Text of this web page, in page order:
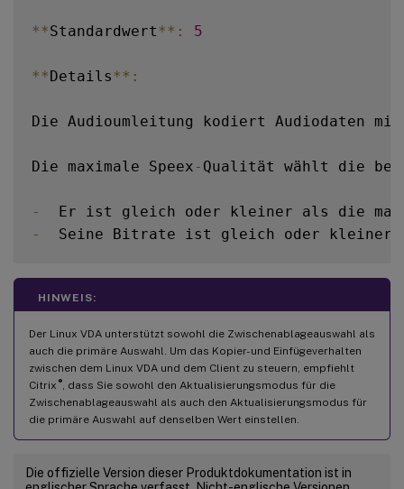
**Standardwert** : 5
**Details** :
Die Audioumleitung kodiert Audiodaten mit
Die maximale Speex - Qualität wählt die
-
Er ist gleich oder kleiner als die
-
Seine Bitrate ist gleich oder kleiner
**Verwandte Einstellungen**:
**Wert ( Enum)**: [0, 1, 2 , 3]
- **Standardwert** : 3
HINWEIS:
Der Linux VDA unterstützt sowohl die Zwischenablageauswahl als
auch die primäre Auswahl. Um das Kopier- und Einfügeverhalten
zwischen dem Linux VDA und dem Client zu steuern, empfiehlt
Citrix ®, dass Sie sowohl den Aktualisierungsmodus für die
Zwischenablageauswahl als auch den Aktualisierungsmodus für
die primäre Auswahl auf denselben Wert einstellen.
Die offizielle Version dieser Produktdokumentation ist in